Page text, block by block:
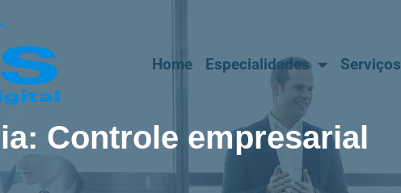
Home Especialidades Serviços
Controle empresarial